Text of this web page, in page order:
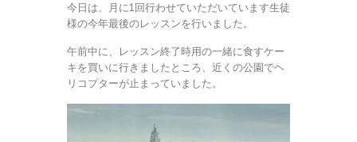
今日は、月に1回行わせていただいています生徒
様の今年最後のレッスンを行いました。
午前中に、レッスン終了時用の一緒に食すケー
キを買いに行きましたところ、近くの公園でヘ
リコプターが止まっていました。